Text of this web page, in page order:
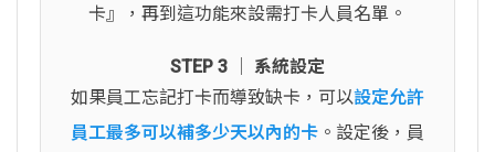
卡』，再到這功能來設需打卡人員名單。
STEP 3 │ 系統設定
如果員工忘記打卡而導致缺卡，可以設定允許
員工最多可以補多少天以內的卡 。設定後，員